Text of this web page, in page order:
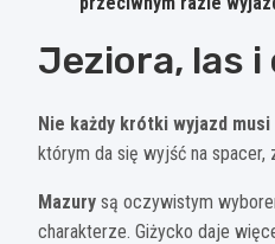
Jeziora, las i
Nie każdy krótki wyjazd
którym da się wyjść na
Mazury są oczywistym
charakterze. Giżycko daje